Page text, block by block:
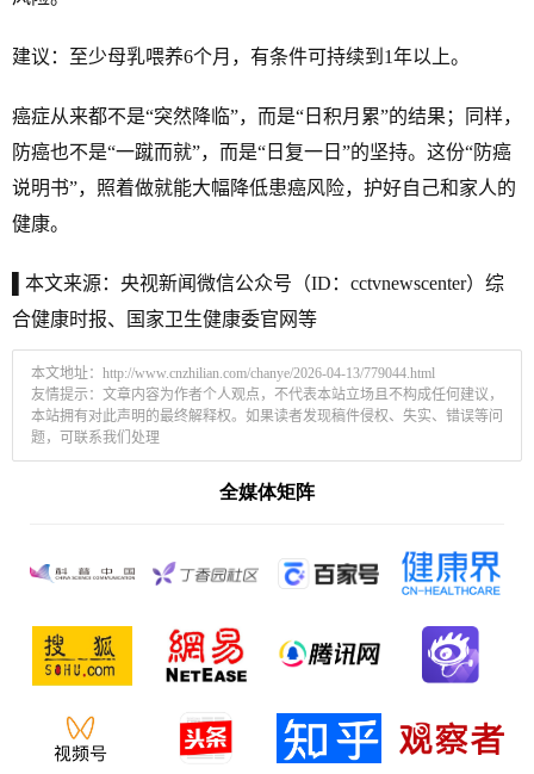
建议：至少母乳喂养6个月，有条件可持续到1年以上。
癌症从来都不是“突然降临”，而是“日积月累”的结果；同样，
防癌也不是“一蹴而就”，而是“日复一日”的坚持。这份“防癌
说明书”，照着做就能大幅降低患癌风险，护好自己和家人的
健康。
▌本文来源：央视新闻微信公众号（ID：cctvnewscenter）综
合健康时报、国家卫生健康委官网等
本文地址： http://www.cnzhilian.com/chanye/2026-04-13/779044.html
友情提示：文章内容为作者个人观点，不代表本站立场且不构成任何建议，
本站拥有对此声明的最终解释权。如果读者发现稿件侵权、失实、错误等问
题，可联系我们处理